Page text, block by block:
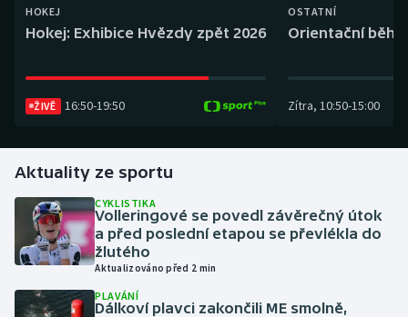
Dostihy
Golf
Gymnastika
Házená
Jezdectví
HOKEJ
Hokej: Exhibice Hvězdy zpět 2026
ŽIVĚ 16:50-19:50
OSTATNÍ
Orientační běh:
Zítra, 10:50-15:00
Aktuality ze sportu
CYKLISTIKA
Volleringové se povedl závěrečný útok
a před poslední etapou se převlékla do
žlutého
Aktualizováno před 2 min
PLAVÁNÍ
Dálkoví plavci zakončili ME smolně,